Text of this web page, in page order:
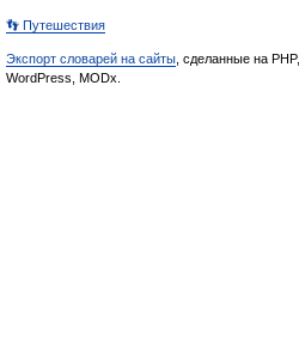
👣 Путешествия
Экспорт словарей на сайты , сделанные на PHP,
WordPress, MODx.